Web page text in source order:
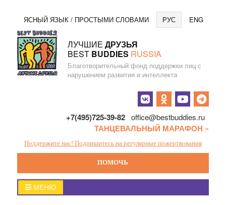
Перейти
к
содержанию
ЯСНЫЙ ЯЗЫК / ПРОСТЫМИ СЛОВАМИ РУС ENG
ЛУЧШИЕ ДРУЗЬЯ
BEST BUDDIES RUSSIA
Благотворительный фонд поддержки лиц с
нарушением развития и интеллекта
+7(495)725-39-82 office@bestbuddies.ru
ТАНЦЕВАЛЬНЫЙ МАРАФОН »
Поддержите нас! Подпишитесь на регулярные пожертвования
ПОМОЧЬ
Главное
меню
МЕНЮ